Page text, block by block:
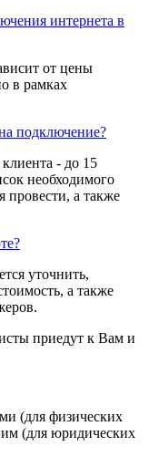
интернета в
от цены
в рамках
подключение?
- до 15
необходимого
провести, а также
уточнить,
а также
приедут к Вам и
(для физических
(для юридических